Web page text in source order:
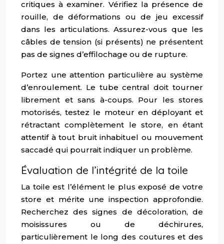
critiques à examiner. Vérifiez la présence de
rouille, de déformations ou de jeu excessif
dans les articulations. Assurez-vous que les
câbles de tension (si présents) ne présentent
pas de signes d’effilochage ou de rupture.
Portez une attention particulière au système
d’enroulement. Le tube central doit tourner
librement et sans à-coups. Pour les stores
motorisés, testez le moteur en déployant et
rétractant complètement le store, en étant
attentif à tout bruit inhabituel ou mouvement
saccadé qui pourrait indiquer un problème.
Évaluation de l’intégrité de la toile
La toile est l’élément le plus exposé de votre
store et mérite une inspection approfondie.
Recherchez des signes de décoloration, de
moisissures ou de déchirures,
particulièrement le long des coutures et des